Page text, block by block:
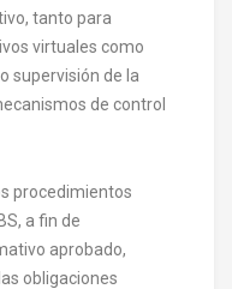
tanto para
virtuales como
supervisión de la
de control
procedimientos
a fin de
aprobado,
obligaciones